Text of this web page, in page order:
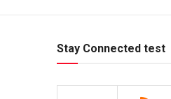
Stay Connected test